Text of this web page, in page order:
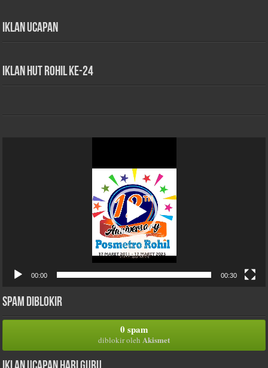
Iklan Ucapan
iklan HUT Rohil Ke-24
00:00 00:30
Spam Diblokir
0 spam
diblokir oleh Akismet